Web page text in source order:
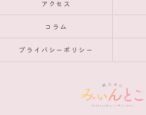
アクセス
コラム
プライバシーポリシー